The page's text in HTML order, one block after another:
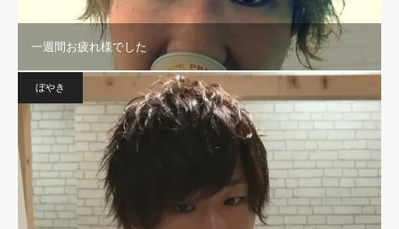
一週間お疲れ様でした
ぼやき